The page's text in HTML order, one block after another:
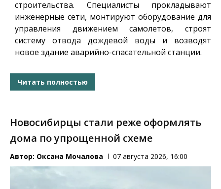
строительства. Специалисты прокладывают
инженерные сети, монтируют оборудование для
управления движением самолетов, строят
систему отвода дождевой воды и возводят
новое здание аварийно-спасательной станции.
Читать полностью
Новосибирцы стали реже оформлять
дома по упрощенной схеме
Автор: Оксана Мочалова 07 августа 2026, 16:00